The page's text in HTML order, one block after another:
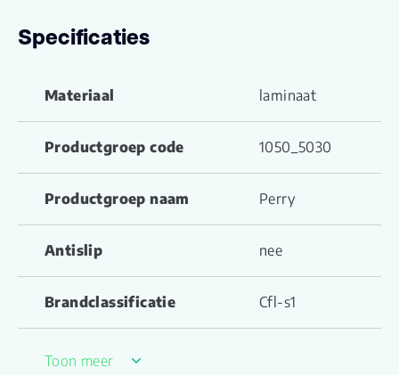
Specificaties
Materiaal laminaat
Productgroep code 1050_5030
Productgroep naam Perry
Antislip nee
Brandclassificatie Cfl-s1
Formaldehyde emissie
Toon meer